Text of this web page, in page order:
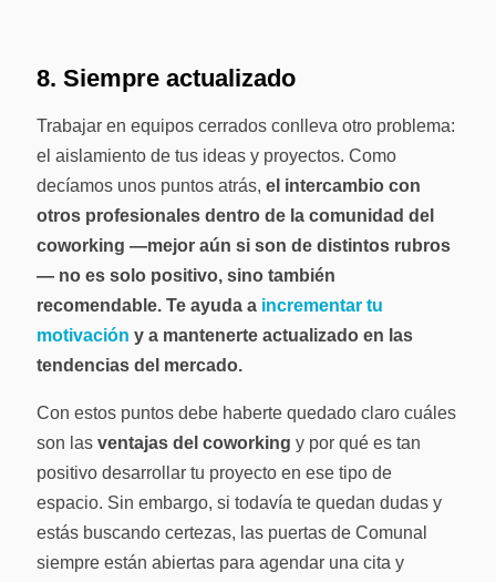
8. Siempre actualizado
Trabajar en equipos cerrados conlleva otro problema:
el aislamiento de tus ideas y proyectos. Como
decíamos unos puntos atrás, el intercambio con
otros profesionales dentro de la comunidad del
coworking —mejor aún si son de distintos rubros
— no es solo positivo, sino también
recomendable. Te ayuda a incrementar tu
motivación y a mantenerte actualizado en las
tendencias del mercado.
Con estos puntos debe haberte quedado claro cuáles
son las ventajas del coworking y por qué es tan
positivo desarrollar tu proyecto en ese tipo de
espacio. Sin embargo, si todavía te quedan dudas y
estás buscando certezas, las puertas de Comunal
siempre están abiertas para agendar una cita y